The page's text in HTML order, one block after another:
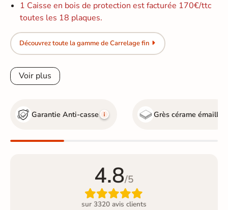
1 Caisse en bois de protection est facturée 170€/ttc
toutes les 18 plaques.
Découvrez toute la gamme de Carrelage fin
Voir plus
Garantie Anti-casse Grès cérame émaillé
4.8/5

sur 3320 avis clients